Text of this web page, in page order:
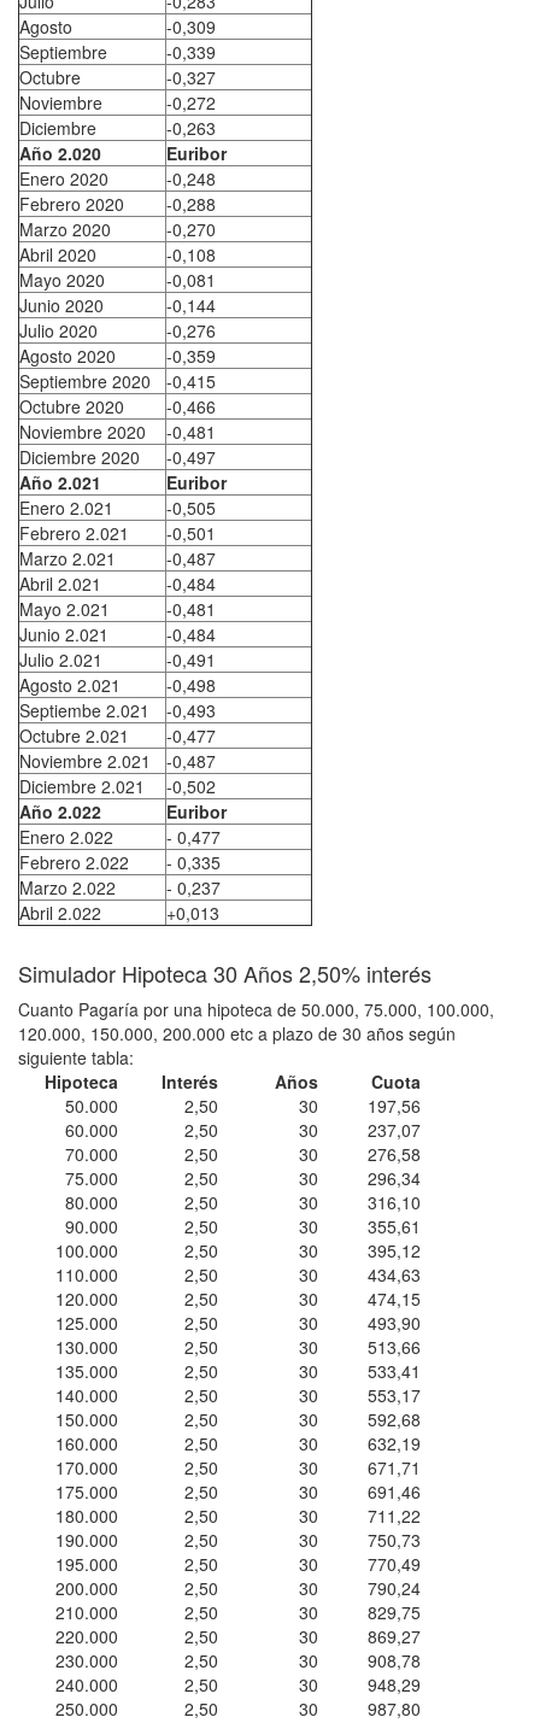
Agosto
-0,309
Septiembre
-0,339
Octubre
-0,327
Noviembre
-0,272
Diciembre
-0,263
Año 2.020
Euribor
Enero 2020
-0,248
Febrero 2020
-0,288
Marzo 2020
-0,270
Abril 2020
-0,108
Mayo 2020
-0,081
Junio 2020
-0,144
Julio 2020
-0,276
Agosto 2020
-0,359
Septiembre 2020
-0,415
Octubre 2020
-0,466
Noviembre 2020
-0,481
Diciembre 2020
-0,497
Año 2.021
Euribor
Enero 2.021
-0,505
Febrero 2.021
-0,501
Marzo 2.021
-0,487
Abril 2.021
-0,484
Mayo 2.021
-0,481
Junio 2.021
-0,484
Julio 2.021
-0,491
Agosto 2.021
-0,498
Septiembe 2.021
-0,493
Octubre 2.021
-0,477
Noviembre 2.021
-0,487
Diciembre 2.021
-0,502
Año 2.022
Euribor
Enero 2.022
- 0,477
Febrero 2.022
- 0,335
Marzo 2.022
- 0,237
Abril 2.022
+0,013
Simulador Hipoteca 30 Años 2,50% interés
Cuanto Pagaría por una hipoteca de 50.000, 75.000, 100.000,
120.000, 150.000, 200.000 etc a plazo de 30 años según
siguiente tabla:
Hipoteca
Interés Años
Cuota
50.000
2,50 30
197,56
60.000
2,50 30
237,07
70.000
2,50 30
276,58
75.000
2,50 30
296,34
80.000
2,50 30
316,10
90.000
2,50 30
355,61
100.000
2,50 30
395,12
110.000
2,50 30
434,63
120.000
2,50 30
474,15
125.000
2,50 30
493,90
130.000
2,50 30
513,66
135.000
2,50 30
533,41
140.000
2,50 30
553,17
150.000
2,50 30
592,68
160.000
2,50 30
632,19
170.000
2,50 30
671,71
175.000
2,50 30
691,46
180.000
2,50 30
711,22
190.000
2,50 30
750,73
195.000
2,50 30
770,49
200.000
2,50 30
790,24
210.000
2,50 30
829,75
220.000
2,50 30
869,27
230.000
2,50 30
908,78
240.000
2,50 30
948,29
250.000
2,50 30 987,80